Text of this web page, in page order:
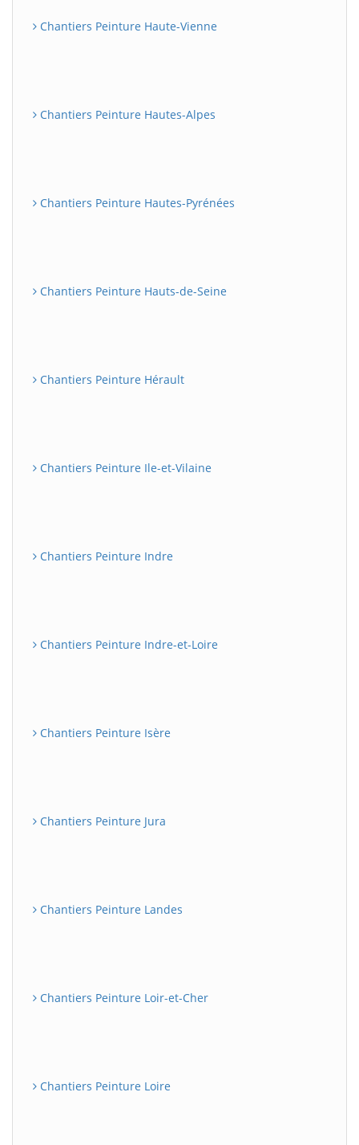
Chantiers Peinture Haute-Vienne
Chantiers Peinture Hautes-Alpes
Chantiers Peinture Hautes-Pyrénées
Chantiers Peinture Hauts-de-Seine
Chantiers Peinture Hérault
Chantiers Peinture Ile-et-Vilaine
Chantiers Peinture Indre
Chantiers Peinture Indre-et-Loire
Chantiers Peinture Isère
Chantiers Peinture Jura
Chantiers Peinture Landes
Chantiers Peinture Loir-et-Cher
Chantiers Peinture Loire